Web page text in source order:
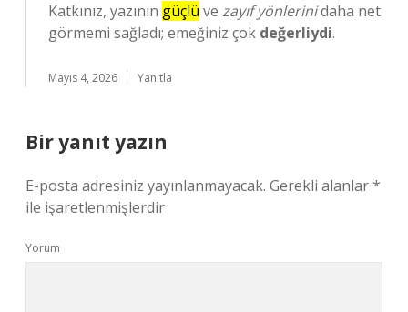
Katkınız, yazının güçlü ve zayıf yönlerinidaha net
görmemi sağladı; emeğiniz çok değerliydi.
Mayıs 4, 2026 Yanıtla
Bir yanıt yazın
E-posta adresiniz yayınlanmayacak. Gerekli alanlar*
ile işaretlenmişlerdir
Yorum